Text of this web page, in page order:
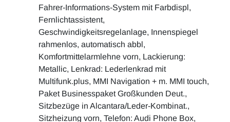
Fahrer-Informations-System mit Farbdispl,
Fernlichtassistent,
Geschwindigkeitsregelanlage, Innenspiegel
rahmenlos, automatisch abbl,
Komfortmittelarmlehne vorn, Lackierung:
Metallic, Lenkrad: Lederlenkrad mit
Multifunk.plus, MMI Navigation + m. MMI touch,
Paket Businesspaket Großkunden Deut.,
Sitzbezüge in Alcantara/Leder-Kombinat.,
Sitzheizung vorn, Telefon: Audi Phone Box,